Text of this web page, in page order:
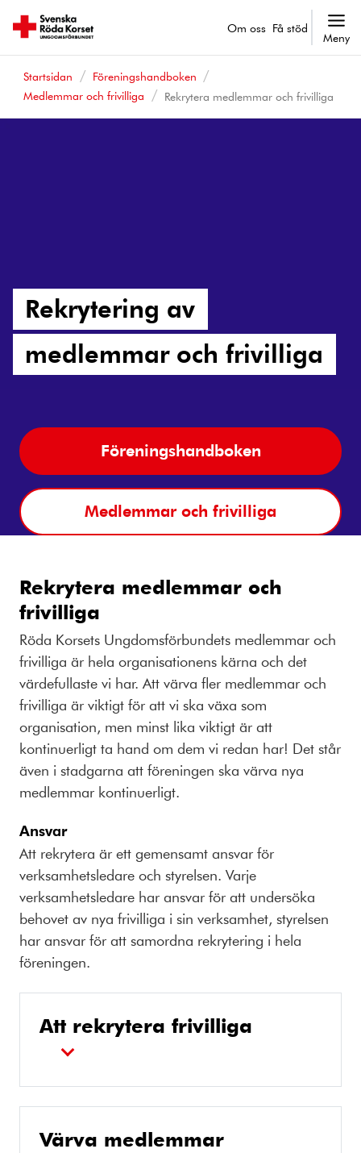
Om oss Få stöd
Meny
Startsidan
Föreningshandboken
Medlemmar och frivilliga
Rekrytera medlemmar och frivilliga
Rekrytering av
medlemmar och frivilliga
Föreningshandboken
Medlemmar och frivilliga
Rekrytera medlemmar och
frivilliga
Röda Korsets Ungdomsförbundets medlemmar och
frivilliga är hela organisationens kärna och det
värdefullaste vi har. Att värva fler medlemmar och
frivilliga är viktigt för att vi ska växa som
organisation, men minst lika viktigt är att
kontinuerligt ta hand om dem vi redan har! Det står
även i stadgarna att föreningen ska värva nya
medlemmar kontinuerligt.
Ansvar
Att rekrytera är ett gemensamt ansvar för
verksamhetsledare och styrelsen. Varje
verksamhetsledare har ansvar för att undersöka
behovet av nya frivilliga i sin verksamhet, styrelsen
har ansvar för att samordna rekrytering i hela
föreningen.
Att rekrytera frivilliga
Värva medlemmar